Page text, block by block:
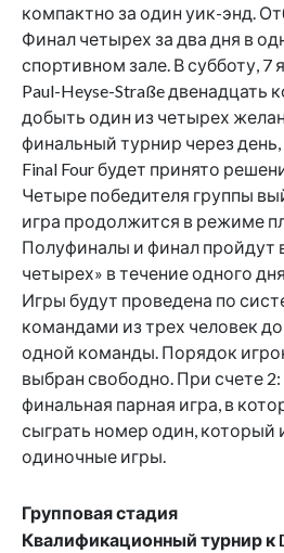
компактно за один уик-энд.
Финал четырех за два дня в
спортивном зале. В субботу, 7
Paul-Heyse-Straße двенадцать
добыть один из четырех
финальный турнир через
Final Four будет принято
Четыре победителя группы
игра продолжится в режиме
Полуфиналы и финал пройдут
четырех» в течение одного
Игры будут проведена по
командами из трех человек
одной команды. Порядок
выбран свободно. При счете 2:
финальная парная игра, в
сыграть номер один, который
одиночные игры.
Групповая стадия
Квалификационный турнир к